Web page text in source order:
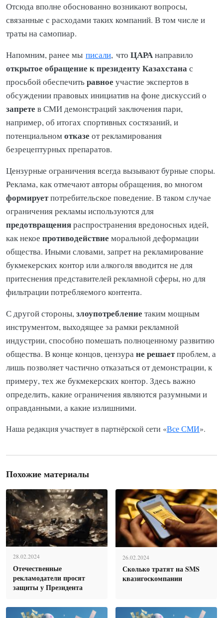
Отсюда вполне обоснованно возникают вопросы,
связанные с расходами таких компаний. В том числе и
траты на самопиар.
Напомним, ранее мы писали, что ЦАРАнаправило
открытое обращение к президенту Казахстанас
просьбой обеспечитьравное участие экспертов в
обсуждении правовых инициатив на фоне дискуссий о
запрете в СМИ демонстраций заключения пари,
например, об итогах спортивных состязаний, и
потенциальномотказе от рекламирования
безрецептурных препаратов.
Цензурные ограничения всегда вызывают бурные споры.
Реклама, как отмечают авторы обращения, во многом
формируетпотребительское поведение. В таком случае
ограничения рекламы используются для
предотвращенияраспространения вредоносных идей,
как некое противодействие моральной деформации
общества. Иными словами, запрет на рекламирование
букмекерских контор или алкоголя вводится не для
притеснения представителей рекламной сферы, но для
фильтрации потребляемого контента.
С другой стороны,злоупотребление таким мощным
инструментом, выходящее за рамки рекламной
индустрии, способно помешать полноценному развитию
общества. В конце концов, цензуране решаетпроблем, а
лишь позволяет частично отказаться от демонстрации, к
примеру, тех же букмекерских контор. Здесь важно
определить, какие ограничения являются разумными и
оправданными, а какие излишними.
Наша редакция участвует в партнёрской сети «Все СМИ».
Похожие материалы
28.02.2024
Отечественные
рекламодатели просят
защиты у Президента
26.02.2024
Сколько тратят на SMS
квазигоскомпании